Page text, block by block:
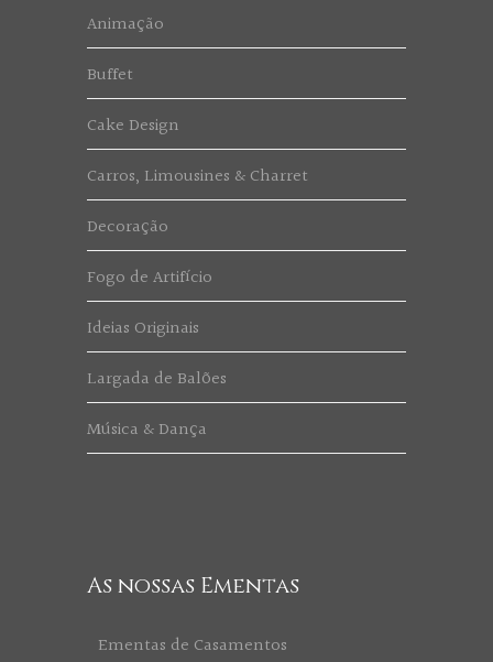
Animação
Buffet
Cake Design
Carros, Limousines & Charret
Decoração
Fogo de Artifício
Ideias Originais
Largada de Balões
Música & Dança
As nossas Ementas
Ementas de Casamentos